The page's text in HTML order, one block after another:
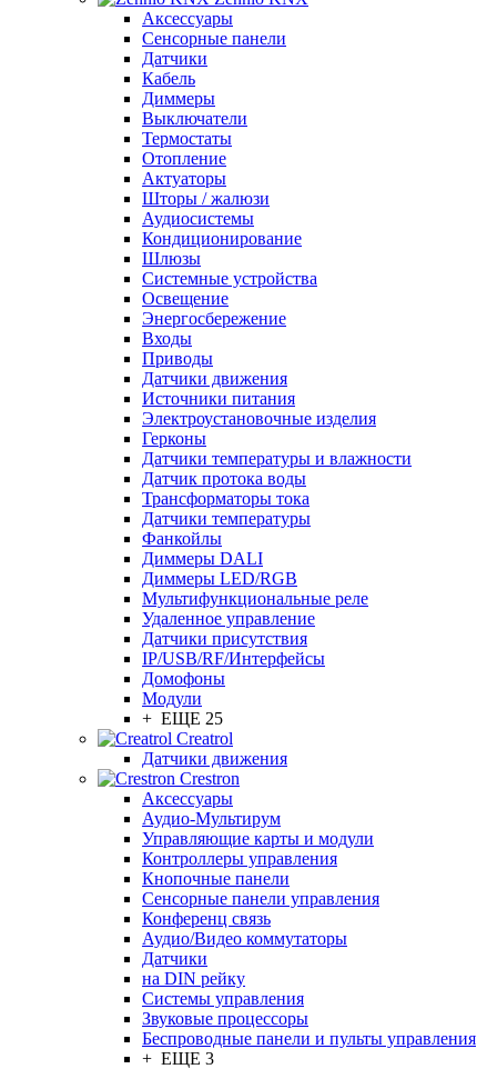
Аксессуары
Сенсорные панели
Датчики
Кабель
Диммеры
Выключатели
Термостаты
Отопление
Актуаторы
Шторы / жалюзи
Аудиосистемы
Кондиционирование
Шлюзы
Системные устройства
Освещение
Энергосбережение
Входы
Приводы
Датчики движения
Источники питания
Электроустановочные изделия
Герконы
Датчики температуры и влажности
Датчик протока воды
Трансформаторы тока
Датчики температуры
Фанкойлы
Диммеры DALI
Диммеры LED/RGB
Мультифункциональные реле
Удаленное управление
Датчики присутствия
IP/USB/RF/Интерфейсы
Домофоны
Модули
+ ЕЩЕ 25
Creatrol
Датчики движения
Crestron
Аксессуары
Аудио-Мультирум
Управляющие карты и модули
Контроллеры управления
Кнопочные панели
Сенсорные панели управления
Конференц связь
Аудио/Видео коммутаторы
Датчики
на DIN рейку
Системы управления
Звуковые процессоры
Беспроводные панели и пульты управления
+ ЕЩЕ 3